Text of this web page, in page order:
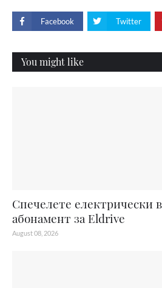
Facebook Twitter
You might like
Спечелете електрически
абонамент за Eldrive
August 08, 2026